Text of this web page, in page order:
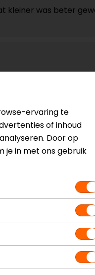
kleiner was beter
ervaring te
of inhoud
Door op
je in met ons gebruik